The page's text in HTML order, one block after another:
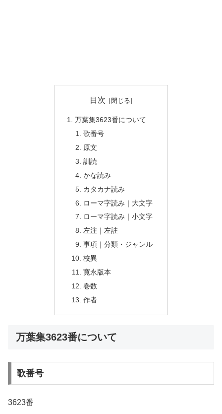
目次
万葉集3623番について
歌番号
原文
訓読
かな読み
カタカナ読み
ローマ字読み｜大文字
ローマ字読み｜小文字
左注｜左註
事項｜分類・ジャンル
校異
寛永版本
巻数
作者
万葉集3623番について
歌番号
3623番